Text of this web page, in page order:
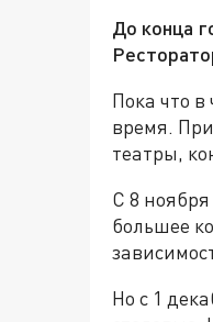
До конца
Пока что
время.
театры,
С 8
большее
Но с 1